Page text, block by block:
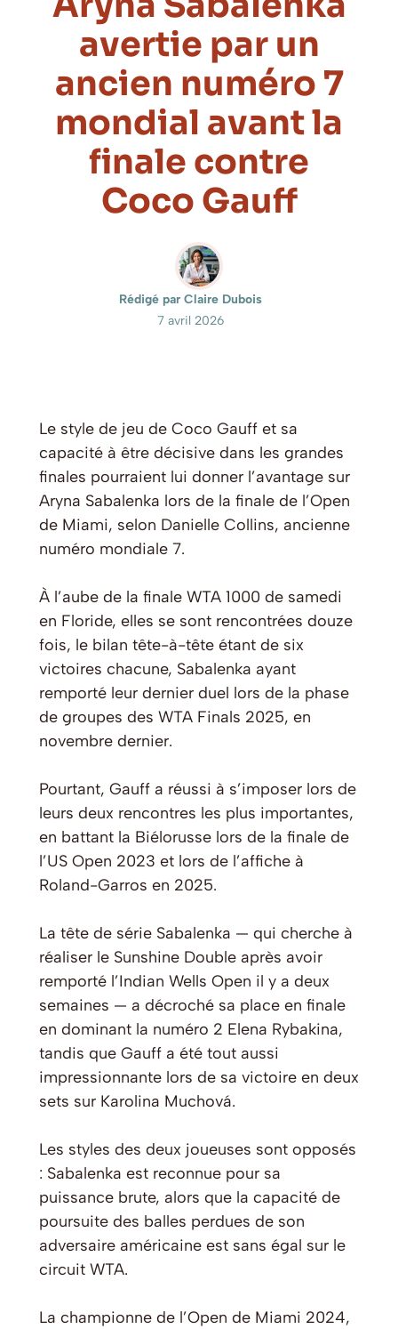
avertie par un
ancien numéro 7
mondial avant la
finale contre
Coco Gauff
Rédigé par Claire Dubois
7 avril 2026
Le style de jeu de Coco Gauff et sa
capacité à être décisive dans les grandes
finales pourraient lui donner l’avantage sur
Aryna Sabalenka lors de la finale de l’Open
de Miami, selon Danielle Collins, ancienne
numéro mondiale 7.
À l’aube de la finale WTA 1000 de samedi
en Floride, elles se sont rencontrées douze
fois, le bilan tête-à-tête étant de six
victoires chacune, Sabalenka ayant
remporté leur dernier duel lors de la phase
de groupes des WTA Finals 2025, en
novembre dernier.
Pourtant, Gauff a réussi à s’imposer lors de
leurs deux rencontres les plus importantes,
en battant la Biélorusse lors de la finale de
l’US Open 2023 et lors de l’affiche à
Roland-Garros en 2025.
La tête de série Sabalenka — qui cherche à
réaliser le Sunshine Double après avoir
remporté l’Indian Wells Open il y a deux
semaines — a décroché sa place en finale
en dominant la numéro 2 Elena Rybakina,
tandis que Gauff a été tout aussi
impressionnante lors de sa victoire en deux
sets sur Karolina Muchová.
Les styles des deux joueuses sont opposés
: Sabalenka est reconnue pour sa
puissance brute, alors que la capacité de
poursuite des balles perdues de son
adversaire américaine est sans égal sur le
circuit WTA.
La championne de l’Open de Miami 2024,